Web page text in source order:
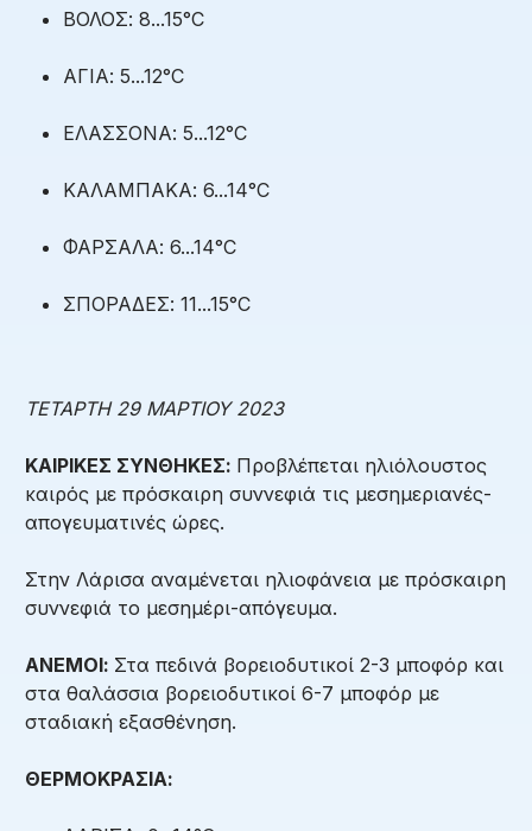
ΒΟΛΟΣ: 8...15°C
ΑΓΙΑ: 5...12°C
ΕΛΑΣΣΟΝΑ: 5...12°C
ΚΑΛΑΜΠΑΚΑ: 6...14°C
ΦΑΡΣΑΛΑ: 6...14°C
ΣΠΟΡΑΔΕΣ: 11...15°C
ΤΕΤΑΡΤΗ 29 ΜΑΡΤΙΟΥ 2023
ΚΑΙΡΙΚΕΣ ΣΥΝΘΗΚΕΣ: Προβλέπεται ηλιόλουστος
καιρός με πρόσκαιρη συννεφιά τις μεσημεριανές-
απογευματινές ώρες.
Στην Λάρισα αναμένεται ηλιοφάνεια με πρόσκαιρη
συννεφιά το μεσημέρι-απόγευμα.
ΑΝΕΜΟΙ: Στα πεδινά βορειοδυτικοί 2-3 μποφόρ και
στα θαλάσσια βορειοδυτικοί 6-7 μποφόρ με
σταδιακή εξασθένηση.
ΘΕΡΜΟΚΡΑΣΙΑ: